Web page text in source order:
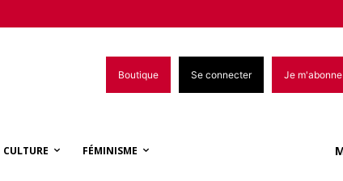
Boutique Se connecter Je m'abonne
CULTURE FÉMINISME